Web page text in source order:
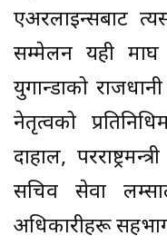
एअरलाइन्सबाट
सम्मेलन यही
युगान्डाको
नेतृत्वको
दाहाल,
सचिव सेवा
अधिकारीहरू